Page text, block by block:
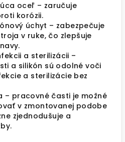
oceľ – zaručuje
korózii.
úchyt – zabezpečuje
v ruke, čo zlepšuje
a sterilizácii –
a silikón sú odolné voči
a sterilizácie bez
– pracovné časti je možné
v zmontovanej podobe
zjednodušuje a